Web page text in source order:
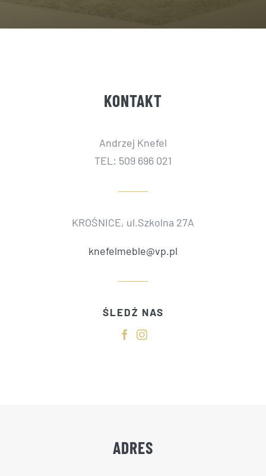
KONTAKT
Andrzej Knefel
TEL: 509 696 021
KROŚNICE, ul.Szkolna 27A
knefelmeble@vp.pl
ŚLEDŹ NAS
ADRES